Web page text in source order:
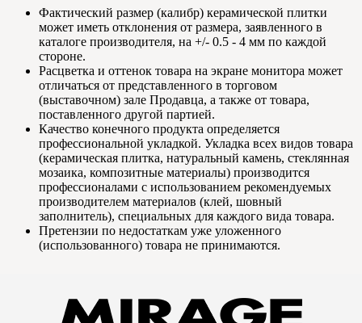
Фактический размер (калибр) керамической плитки
может иметь отклонения от размера, заявленного в
каталоге производителя, на +/- 0.5 - 4 мм по каждой
стороне.
Расцветка и оттенок товара на экране монитора может
отличаться от представленного в торговом
(выставочном) зале Продавца, а также от товара,
поставленного другой партией.
Качество конечного продукта определяется
профессиональной укладкой. Укладка всех видов товара
(керамическая плитка, натуральный камень, стеклянная
мозаика, композитные материалы) производится
профессионалами с использованием рекомендуемых
производителем материалов (клей, шовный
заполнитель), специальных для каждого вида товара.
Претензии по недостаткам уже уложенного
(использованного) товара не принимаются.